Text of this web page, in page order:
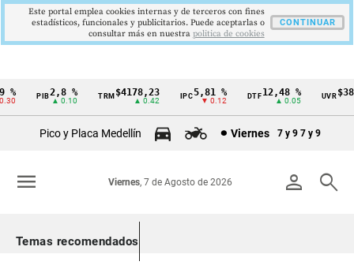
Cintillo
Colombia
2,8 %
▲ 0.10
TRM$4178,23
▲ 0.42
5,81 %
▼ 0.12
DTF12,48 %
▲ 0.05
UVR
Pico y Placa Medellín Viernes 7 y 9 7 y 9
person search
Viernes, 7 de Agosto de 2026
menu
Temas recomendados
Este portal emplea cookies internas y de terceros con fines
estadísticos, funcionales y publicitarios. Puede aceptarlas o
consultar más en nuestra politica de cookies
CONTINUAR